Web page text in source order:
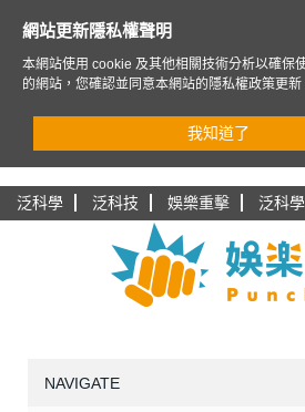
泛科學 泛科技 娛樂重擊 泛科
NAVIGATE
網站更新隱私權聲明
本網站使用 cookie 及其他相關技術分析以確保
的網站，您確認並同意本網站的隱私權政策更新
我知道了